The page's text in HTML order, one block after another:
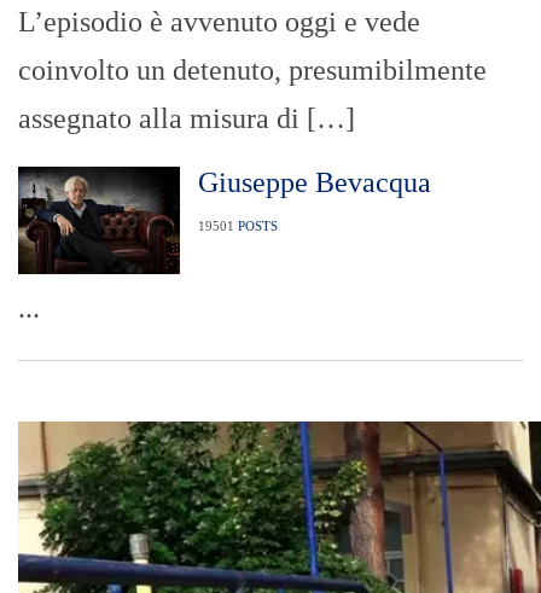
L’episodio è avvenuto oggi e vede
coinvolto un detenuto, presumibilmente
assegnato alla misura di […]
Giuseppe Bevacqua
19501 POSTS
...